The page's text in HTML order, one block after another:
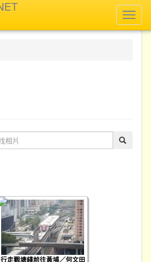
行走觀塘綫前往黃埔／何文田